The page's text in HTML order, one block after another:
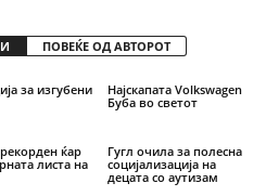
ПОВЕЌЕ ОД АВТОРОТ
за изгубени
Најскапата Volkswagen
Буба во светот
ќар
листа на
Гугл очила за полесна
социјализација на
децата со аутизам